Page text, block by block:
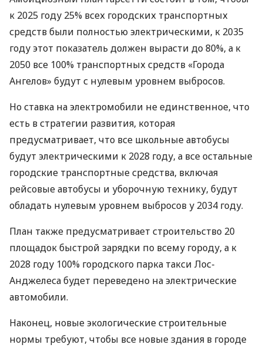
к 2025 году 25% всех городских транспортных
средств были полностью электрическими, к 2035
году этот показатель должен вырасти до 80%, а к
2050 все 100% транспортных средств «Города
Ангелов» будут с нулевым уровнем выбросов.
Но ставка на электромобили не единственное, что
есть в стратегии развития, которая
предусматривает, что все школьные автобусы
будут электрическими к 2028 году, а все остальные
городские транспортные средства, включая
рейсовые автобусы и уборочную технику, будут
обладать нулевым уровнем выбросов у 2034 году.
План также предусматривает строительство 20
площадок быстрой зарядки по всему городу, а к
2028 году 100% городского парка такси Лос-
Анджелеса будет переведено на электрические
автомобили.
Наконец, новые экологические строительные
нормы требуют, чтобы все новые здания в городе